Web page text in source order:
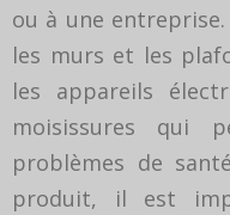
ou à une
les murs et les
les appareils
moisissures qui
problèmes de
produit, il est